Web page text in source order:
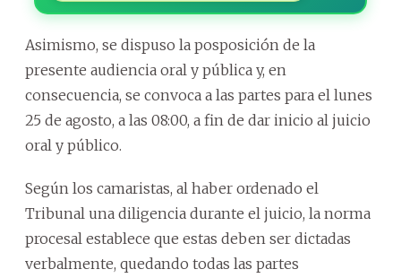
Asimismo, se dispuso la posposición de la
presente audiencia oral y pública y, en
consecuencia, se convoca a las partes para el lunes
25 de agosto, a las 08:00, a fin de dar inicio al juicio
oral y público.
Según los camaristas, al haber ordenado el
Tribunal una diligencia durante el juicio, la norma
procesal establece que estas deben ser dictadas
verbalmente, quedando todas las partes